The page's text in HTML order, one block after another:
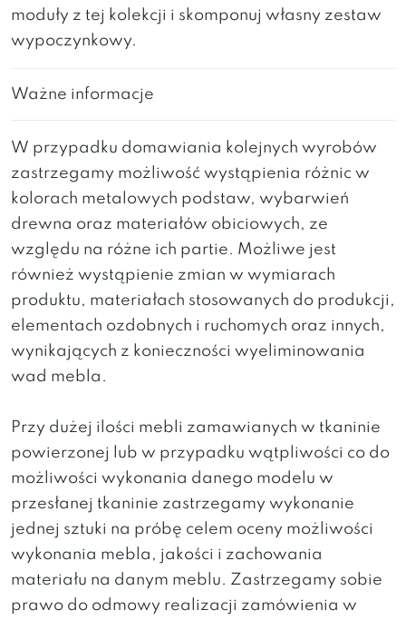
moduły z tej kolekcji i skomponuj własny zestaw
wypoczynkowy.
Ważne informacje
W przypadku domawiania kolejnych wyrobów
zastrzegamy możliwość wystąpienia różnic w
kolorach metalowych podstaw, wybarwień
drewna oraz materiałów obiciowych, ze
względu na różne ich partie. Możliwe jest
również wystąpienie zmian w wymiarach
produktu, materiałach stosowanych do produkcji,
elementach ozdobnych i ruchomych oraz innych,
wynikających z konieczności wyeliminowania
wad mebla.
Przy dużej ilości mebli zamawianych w tkaninie
powierzonej lub w przypadku wątpliwości co do
możliwości wykonania danego modelu w
przesłanej tkaninie zastrzegamy wykonanie
jednej sztuki na próbę celem oceny możliwości
wykonania mebla, jakości i zachowania
materiału na danym meblu. Zastrzegamy sobie
prawo do odmowy realizacji zamówienia w